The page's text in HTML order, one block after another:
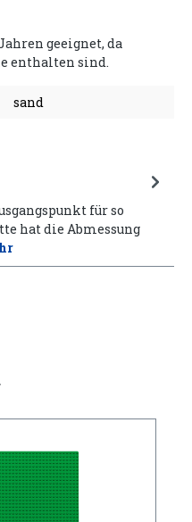
geeignet, da
enthalten sind.
sand
für so
hat die Abmessung